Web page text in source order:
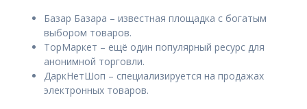
Базар Базара – известная площадка с богатым
выбором товаров.
ТорМаркет – ещё один популярный ресурс для
анонимной торговли.
ДаркНетШоп – специализируется на продажах
электронных товаров.